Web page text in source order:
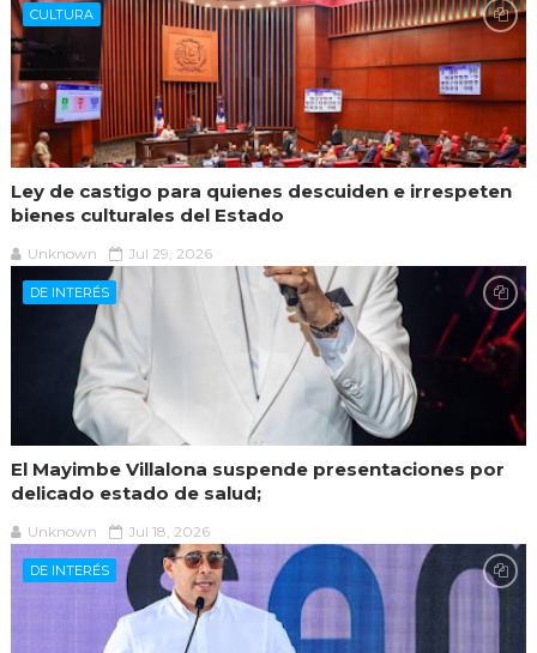
CULTURA
Ley de castigo para quienes descuiden e irrespeten
bienes culturales del Estado
Unknown Jul 29, 2026
DE INTERÉS
El Mayimbe Villalona suspende presentaciones por
delicado estado de salud;
Unknown Jul 18, 2026
DE INTERÉS